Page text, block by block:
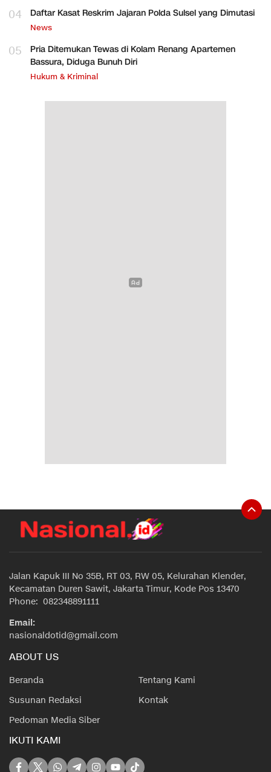
04 Daftar Kasat Reskrim Jajaran Polda Sulsel yang Dimutasi
News
05
Pria Ditemukan Tewas di Kolam Renang Apartemen
Bassura, Diduga Bunuh Diri
Hukum & Kriminal
Jalan Kapuk III No 35B, RT 03, RW 05, Kelurahan Klender,
Kecamatan Duren Sawit, Jakarta Timur, Kode Pos 13470
Phone: 082348891111
Email:
nasionaldotid@gmail.com
ABOUT US
Beranda
Tentang Kami
Susunan Redaksi
Kontak
Pedoman Media Siber
IKUTI KAMI